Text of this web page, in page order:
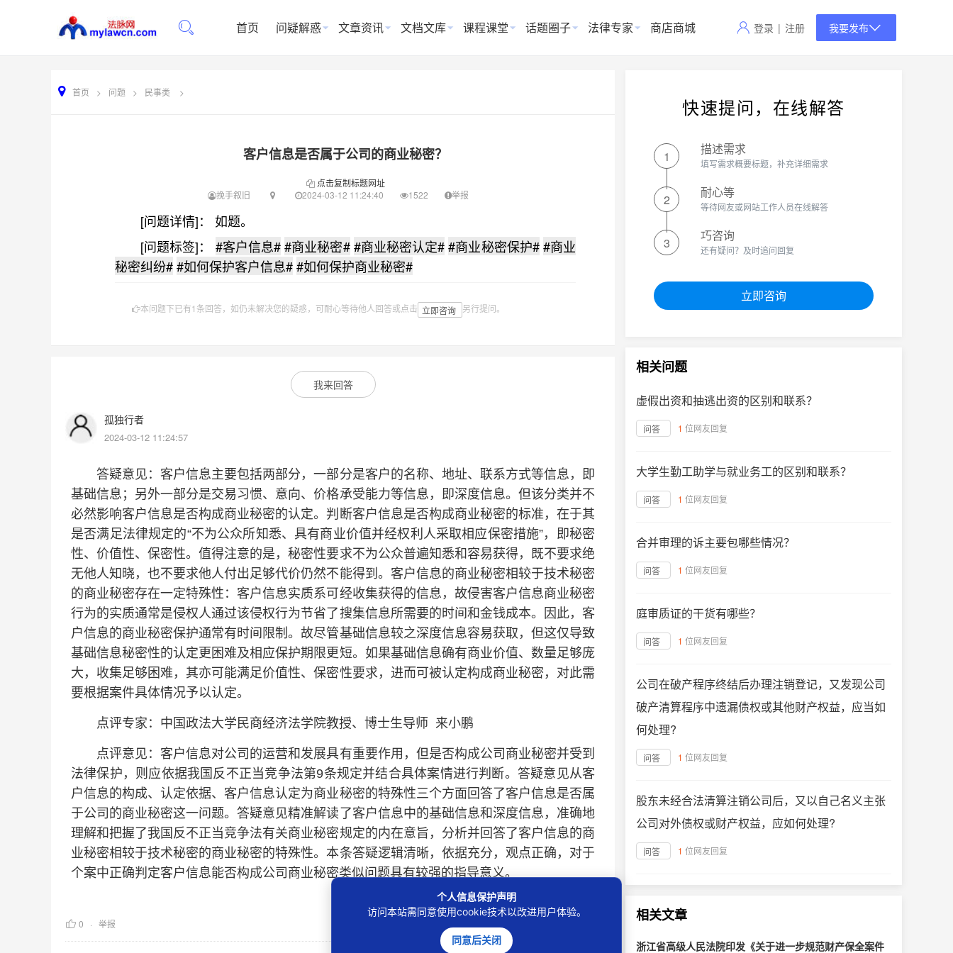
首页 问疑解惑 文章资讯 文档文库 课程课堂 话题圈子 法律专家 商店商城 登录 | 注册 我要发布
首页 > 问题 > 民事类 >
客户信息是否属于公司的商业秘密？
点击复制标题网址
挽手叙旧
2024-03-12 11:24:40 1522 举报
[问题详情]： 如题。
[问题标签]： #客户信息##商业秘密# #商业秘密认定# #商业秘密保护##商业
秘密纠纷##如何保护客户信息##如何保护商业秘密#
本问题下已有1条回答，如仍未解决您的疑惑，可耐心等待他人回答或点击 立即咨询 另行提问。
我来回答
孤独行者
2024-03-12 11:24:57
答疑意见：客户信息主要包括两部分，一部分是客户的名称、地址、联系方式等信息，即
基础信息；另外一部分是交易习惯、意向、价格承受能力等信息，即深度信息。但该分类并不
必然影响客户信息是否构成商业秘密的认定。判断客户信息是否构成商业秘密的标准，在于其
是否满足法律规定的“不为公众所知悉、具有商业价值并经权利人采取相应保密措施”，即秘密
性、价值性、保密性。值得注意的是，秘密性要求不为公众普遍知悉和容易获得，既不要求绝
无他人知晓，也不要求他人付出足够代价仍然不能得到。客户信息的商业秘密相较于技术秘密
的商业秘密存在一定特殊性：客户信息实质系可经收集获得的信息，故侵害客户信息商业秘密
行为的实质通常是侵权人通过该侵权行为节省了搜集信息所需要的时间和金钱成本。因此，客
户信息的商业秘密保护通常有时间限制。故尽管基础信息较之深度信息容易获取，但这仅导致
基础信息秘密性的认定更困难及相应保护期限更短。如果基础信息确有商业价值、数量足够庞
大，收集足够困难，其亦可能满足价值性、保密性要求，进而可被认定构成商业秘密，对此需
要根据案件具体情况予以认定。
点评专家：中国政法大学民商经济法学院教授、博士生导师 来小鹏
点评意见：客户信息对公司的运营和发展具有重要作用，但是否构成公司商业秘密并受到
法律保护，则应依据我国反不正当竞争法第9条规定并结合具体案情进行判断。答疑意见从客
户信息的构成、认定依据、客户信息认定为商业秘密的特殊性三个方面回答了客户信息是否属
于公司的商业秘密这一问题。答疑意见精准解读了客户信息中的基础信息和深度信息，准确地
理解和把握了我国反不正当竞争法有关商业秘密规定的内在意旨，分析并回答了客户信息的商
业秘密相较于技术秘密的商业秘密的特殊性。本条答疑逻辑清晰，依据充分，观点正确，对于
个案中正确判定客户信息能否构成公司商业秘密类似问题具有较强的指导意义。
0 举报
快速提问，在线解答
1 描述需求
填写需求概要标题，补充详细需求
2 耐心等
等待网友或网站工作人员在线解答
3 巧咨询
还有疑问？及时追问回复
立即咨询
相关问题
虚假出资和抽逃出资的区别和联系？
问答 1 位网友回复
大学生勤工助学与就业务工的区别和联系？
问答 1 位网友回复
合并审理的诉主要包哪些情况？
问答 1 位网友回复
庭审质证的干货有哪些？
问答 1 位网友回复
公司在破产程序终结后办理注销登记，又发现公司
破产清算程序中遗漏债权或其他财产权益，应当如
何处理?
问答 1 位网友回复
股东未经合法清算注销公司后，又以自己名义主张
公司对外债权或财产权益，应如何处理?
问答 1 位网友回复
相关文章
浙江省高级人民法院印发《关于进一步规范财产保全案件
个人信息保护声明
访问本站需同意使用cookie技术以改进用户体验。
同意后关闭